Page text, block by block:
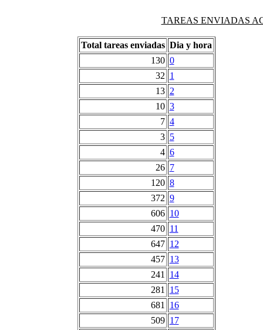
TAREAS ENVIADAS
Total tareas enviadas Dia y hora
130 0
32 1
13 2
10 3
7 4
3 5
4 6
26 7
120 8
372 9
606 10
470 11
647 12
457 13
241
14
281
15
681
16
509 17